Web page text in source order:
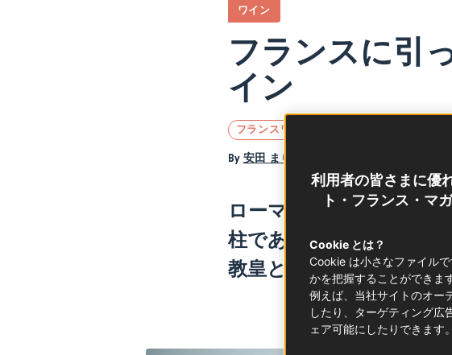
ワイン
フランスに引
イン
フランスワイン
By 安田 まり
ローマ教皇とは、全世界
柱であり、全世界のカ
教皇とフランスのワイ
利用者の皆さまに優
ト・フランス・マ
Cookie とは？
Cookie は小さなファイル
かを把握することができます
例えば、当社サイトのオー
したり、ターゲティング広
ェア可能にしたりできます。